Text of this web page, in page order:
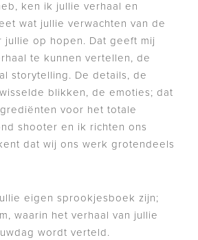
ken ik jullie verhaal en
wat jullie verwachten van de
jullie op hopen. Dat geeft mij
te kunnen vertellen, de
storytelling. De details, de
blikken, de emoties; dat
voor het totale
shooter en ik richten ons
dat wij ons werk grotendeels
eigen sprookjesboek zijn;
waarin het verhaal van jullie
wordt verteld.